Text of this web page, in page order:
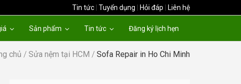
Tin tức Tuyển dụng Hỏi đáp Liên hệ
Sản phẩm Tin tức Đăng ký lịch hẹn
chủ / Sửa nệm tại HCM / Sofa Repair in Ho Chi Minh